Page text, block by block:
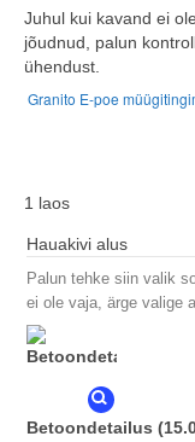
Juhul kui kavand ei
jõudnud, palun
ühendust.
Granito E-poe
1 laos
Hauakivi alus
Palun tehke siin valik
ei ole vaja, ärge valige
Betoondetailus